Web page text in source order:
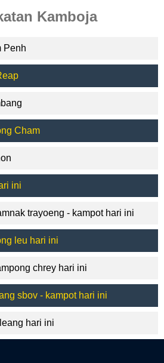
Kamboja
Penh
Cham
ini
trayoeng - kampot hari ini
leu hari ini
chrey hari ini
sbov - kampot hari ini
hari ini